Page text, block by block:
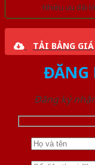
Nhiều ưu đãi
TẢI BẢNG GIÁ
ĐĂNG
Đăng ký